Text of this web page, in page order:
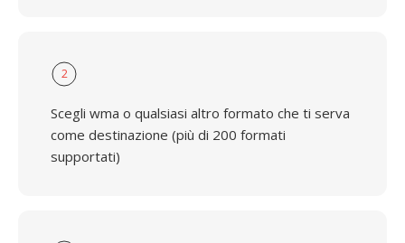
2
Scegli wma o qualsiasi altro formato che ti serva
come destinazione (più di 200 formati
supportati)